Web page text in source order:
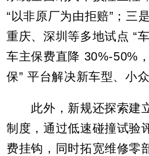
“以非原厂为由拒赔”；三
重庆、深圳等多地试点 “
车主保费直降 30%-50%
保” 平台解决新车型、小
此外，新规还探索建
制度，通过低速碰撞试验
费挂钩，同时拓宽维修零